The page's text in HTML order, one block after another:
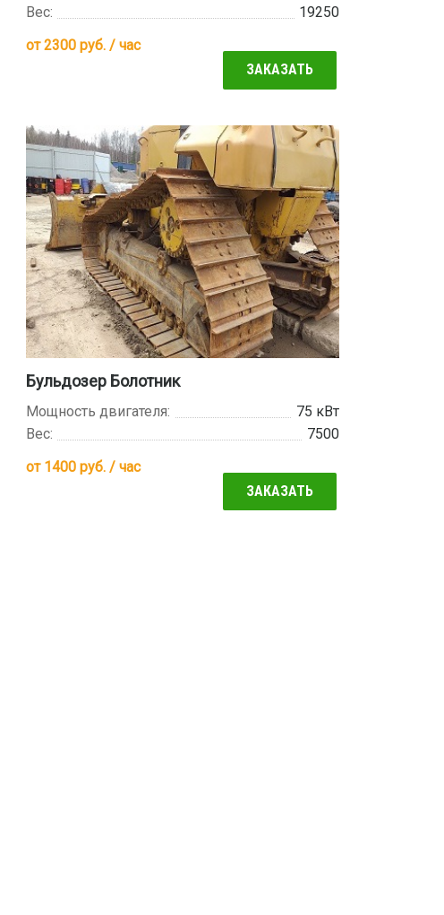
Вес:
19250
от2300руб. / час
ЗАКАЗАТЬ
Бульдозер Болотник
Мощность двигателя:
75 кВт
Вес:
7500
от 1400руб. / час
ЗАКАЗАТЬ